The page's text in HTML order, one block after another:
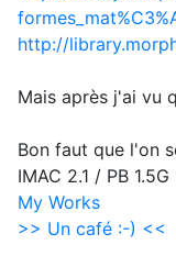
http://
Mais après j'ai vu
Bon faut que l'on
IMAC 2.1 / PB
My Works
>> Un café :-) <<